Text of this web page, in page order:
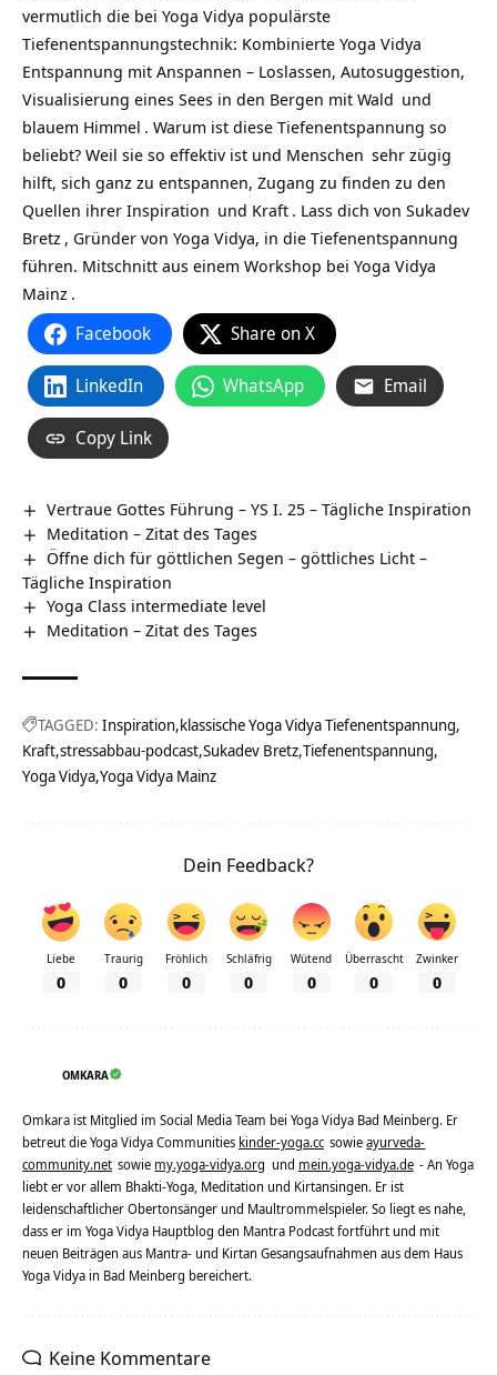
vermutlich die bei Yoga Vidya populärste
Tiefenentspannungstechnik: Kombinierte Yoga Vidya
Entspannung mit Anspannen – Loslassen, Autosuggestion,
Visualisierung eines Sees in den Bergen mit Wald und
blauem Himmel . Warum ist diese Tiefenentspannung so
beliebt? Weil sie so effektiv ist und Menschen sehr zügig
hilft, sich ganz zu entspannen, Zugang zu finden zu den
Quellen ihrer Inspiration und Kraft . Lass dich von Sukadev
Bretz , Gründer von Yoga Vidya, in die Tiefenentspannung
führen. Mitschnitt aus einem Workshop bei Yoga Vidya
Mainz .
Facebook Share on X
LinkedIn WhatsApp Email
Copy Link
Vertraue Gottes Führung – YS I. 25 – Tägliche Inspiration
Meditation – Zitat des Tages
Öffne dich für göttlichen Segen – göttliches Licht –
Tägliche Inspiration
Yoga Class intermediate level
Meditation – Zitat des Tages
TAGGED: Inspiration klassische Yoga Vidya Tiefenentspannung
Kraft stressabbau-podcast Sukadev Bretz Tiefenentspannung
Yoga Vidya Yoga Vidya Mainz
Dein Feedback?
Liebe
0
Traurig
0
Fröhlich
0
Schläfrig
0
Wütend
0
Überrascht
0
Zwinker
0
OMKARA
Omkara ist Mitglied im Social Media Team bei Yoga Vidya Bad Meinberg. Er
betreut die Yoga Vidya Communities kinder-yoga.cc sowieayurveda-
community.net sowie my.yoga-vidya.org und mein.yoga-vidya.de - An Yoga
liebt er vor allem Bhakti-Yoga, Meditation und Kirtansingen. Er ist
leidenschaftlicher Obertonsänger und Maultrommelspieler. So liegt es nahe,
dass er im Yoga Vidya Hauptblog den Mantra Podcast fortführt und mit
neuen Beiträgen aus Mantra- und Kirtan Gesangsaufnahmen aus dem Haus
Yoga Vidya in Bad Meinberg bereichert.
Keine Kommentare